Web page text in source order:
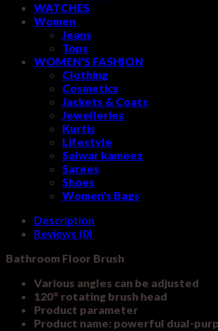
WATCHES
Women
Jeans
Tops
WOMEN'S FASHION
Clothing
Cosmetics
Jackets & Coats
Jewelleries
Kurtis
Lifestyle
Salwar kameez
Sarees
Shoes
Women's Bags
Description
Reviews (0)
Bathroom Floor Brush
Various angles can be adjusted
120° rotating brush head
Product parameter
Product name: powerful dual-